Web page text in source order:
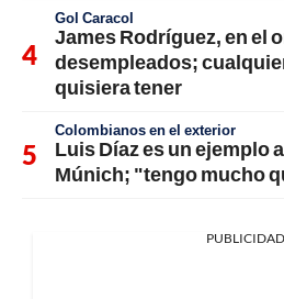
Gol Caracol
James Rodríguez, en el
desempleados;
quisiera tener
Colombianos en el exterior
Luis Díaz es un ejemplo
Múnich; "tengo mucho
PUBLICIDAD